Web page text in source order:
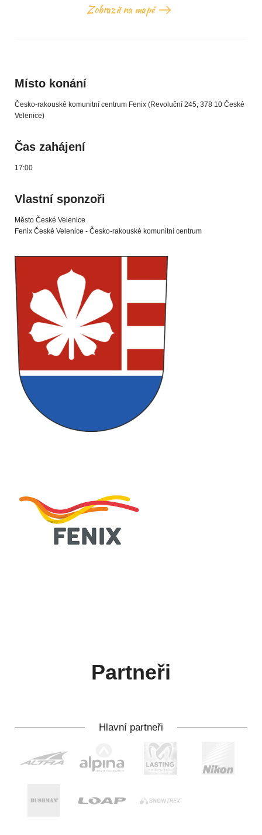
Zobrazit na mapě
Místo konání
Česko-rakouské komunitní centrum Fenix (Revoluční 245, 378 10 České
Velenice)
Čas zahájení
17:00
Vlastní sponzoři
Město České Velenice
Fenix České Velenice - Česko-rakouské komunitní centrum
Partneři